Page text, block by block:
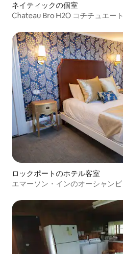
ネイティックの個室
Chateau Bro H2O コチチ
ロックポートのホテル客室
エマーソン・インのオーシャン